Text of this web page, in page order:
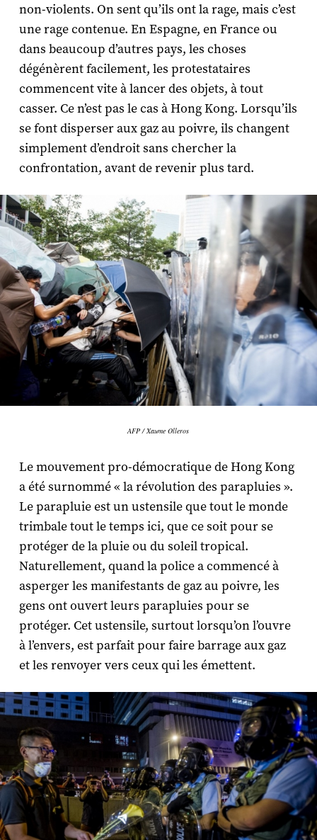
non-violents. On sent qu’ils ont la rage, mais c’est
une rage contenue. En Espagne, en France ou
dans beaucoup d’autres pays, les choses
dégénèrent facilement, les protestataires
commencent vite à lancer des objets, à tout
casser. Ce n’est pas le cas à Hong Kong. Lorsqu’ils
se font disperser aux gaz au poivre, ils changent
simplement d’endroit sans chercher la
confrontation, avant de revenir plus tard.
AFP / Xaume Olleros
Le mouvement pro-démocratique de Hong Kong
a été surnommé « la révolution des parapluies ».
Le parapluie est un ustensile que tout le monde
trimbale tout le temps ici, que ce soit pour se
protéger de la pluie ou du soleil tropical.
Naturellement, quand la police a commencé à
asperger les manifestants de gaz au poivre, les
gens ont ouvert leurs parapluies pour se
protéger. Cet ustensile, surtout lorsqu’on l’ouvre
à l’envers, est parfait pour faire barrage aux gaz
et les renvoyer vers ceux qui les émettent.